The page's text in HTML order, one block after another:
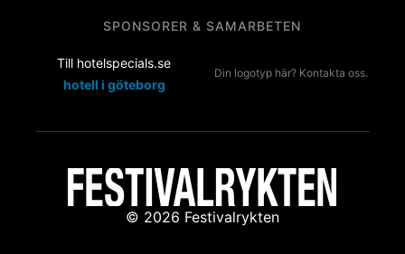
SPONSORER & SAMARBETEN
Till hotelspecials.se
hotell i göteborg
Din logotyp här? Kontakta oss.
© 2026 Festivalrykten